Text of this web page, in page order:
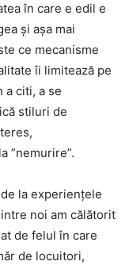
în care e edil e
și așa mai
ce mecanisme
îi limitează pe
a citi, a se
stiluri de
”nemurire”.
la experiențele
noi am călătorit
de felul în care
de locuitori,